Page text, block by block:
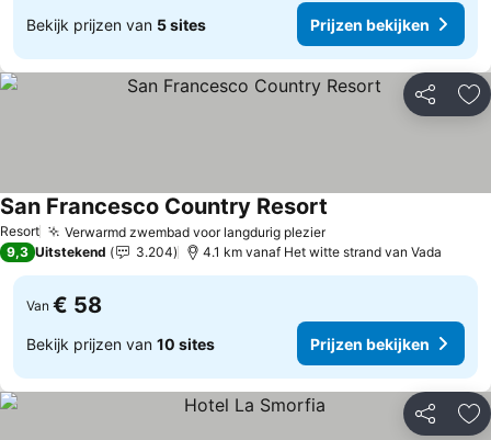
Bekijk prijzen van 5 sites Prijzen bekijken
Delen
Resort Verwarmd zwembad voor langdurig plezier
San Francesco Country Resort
9,3 Uitstekend 3.204 4.1 km vanaf Het witte strand van Vada
Van € 58
Bekijk prijzen van 10 sites Prijzen bekijken
Delen